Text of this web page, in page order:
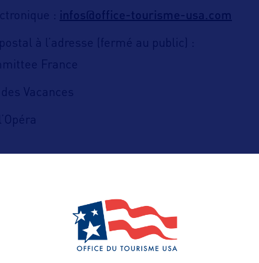
: infos@office-tourisme-usa.com
à l’adresse (fermé au public) :
France
Vacances
L’OFFICE DU TOURISME DES USA
VOS DONNÉES PERSONNELLES ?
mission et de ses activités, l’Office du